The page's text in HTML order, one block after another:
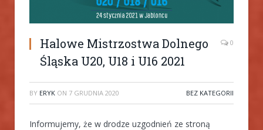
Halowe Mistrzostwa Dolnego
Śląska U20, U18 i U16 2021
0
BY ERYK ON 7 GRUDNIA 2020 BEZ KATEGORII
Informujemy, że w drodze uzgodnień ze stroną